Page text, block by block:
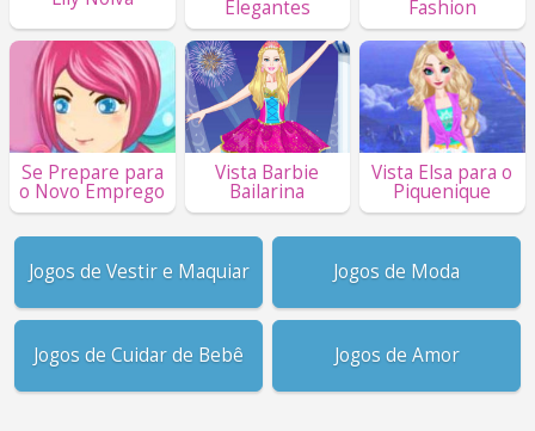
Elegantes Fashion
Se Prepare para
o Novo Emprego
Vista Barbie
Bailarina
Vista Elsa para o
Piquenique
Jogos de Vestir e Maquiar Jogos de Moda
Jogos de Cuidar de Bebê Jogos de Amor